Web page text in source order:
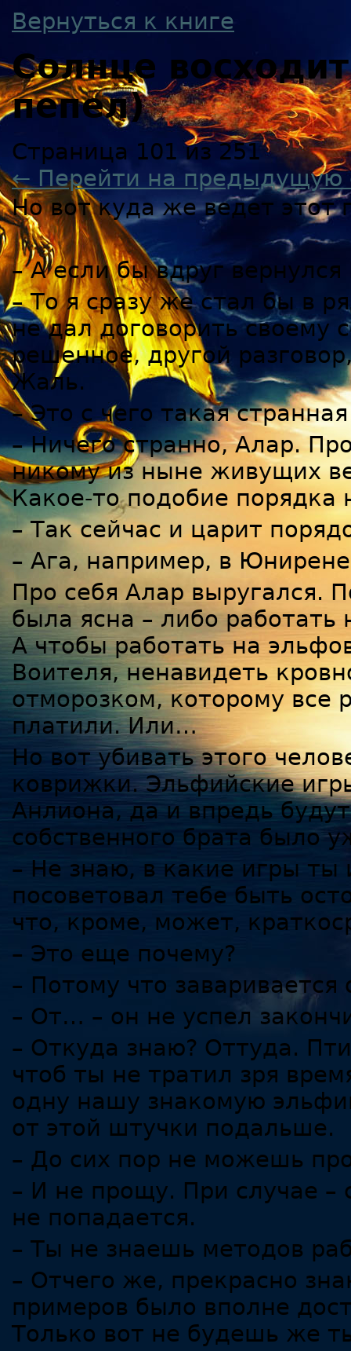
Вернуться к книге
Солнце
пепел)
Страница 101 из 251
← Перейти на предыдущую
Но вот куда же ведет этот
– А если бы вдруг
– То я сразу же стал бы в
не дал договорить своему
решенное, другой
Жаль.
– Это с чего такая
– Ничего странно, Алар.
никому из ныне живущих
Какое-то подобие
– Так сейчас и царит
– Ага, например, в
Про себя Алар выругался.
была ясна – либо
А чтобы работать на
Воителя, ненавидеть
отморозком, которому все
платили. Или…
Но вот убивать этого
коврижки. Эльфийские
Анлиона, да и впредь
собственного брата было
– Не знаю, в какие игры ты
посоветовал тебе быть
что, кроме, может,
– Это еще почему?
– Потому что
– От… – он не успел
– Откуда знаю? Оттуда.
чтоб ты не тратил зря
одну нашу знакомую
от этой штучки подальше.
– До сих пор не можешь
– И не прощу. При случае –
не попадается.
– Ты не знаешь методов
– Отчего же, прекрасно
примеров было вполне
Только вот не будешь же